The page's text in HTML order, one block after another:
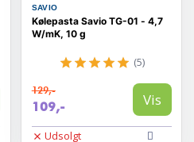
SAVIO
Kølepasta Savio TG-01 - 4,7
W/mK, 10 g
(5)
129,-
109,- Vis
Udsolgt